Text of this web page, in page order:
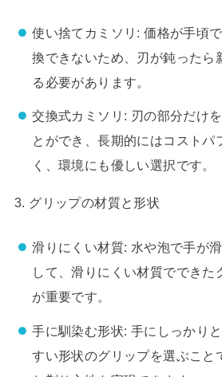
使い捨てカミソリ: 価格が手頃
換できないため、刃が鈍ったら
る必要があります。
交換式カミソリ: 刃の部分だけ
とができ、長期的にはコストパ
く、環境にも優しい選択です。
3. グリップの材質と形状
滑りにくい材質: 水や泡で手が
して、滑りにくい材質でできた
が重要です。
手に馴染む形状: 手にしっかり
すい形状のグリップを選ぶこと